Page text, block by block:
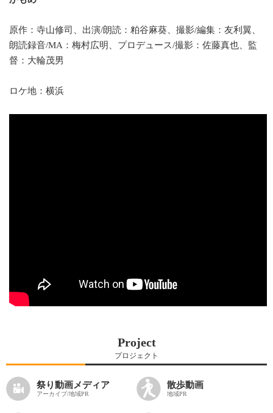
原作：寺山修司、出演/朗読：粕谷麻葵、撮影/編集：友利翼、
朗読録音/MA：梅村広明、プロデュース/撮影：佐藤真也、監
督：大輪茂男
ロケ地：横浜
Project
プロジェクト
祭り動画メディア
アーカイブ/地域PR
散歩動画
地域PR